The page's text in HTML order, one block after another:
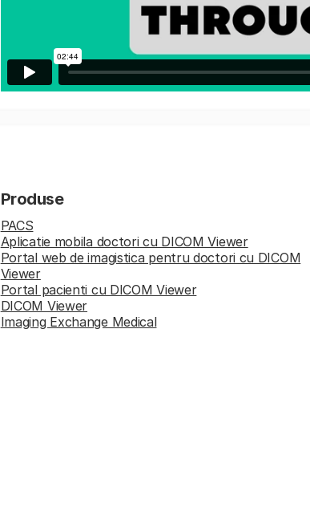
Produse
PACS
Aplicatie mobila doctori cu DICOM Viewer
Portal web de imagistica pentru doctori cu DICOM
Viewer
Portal pacienti cu DICOM Viewer
DICOM Viewer
Imaging Exchange Medical